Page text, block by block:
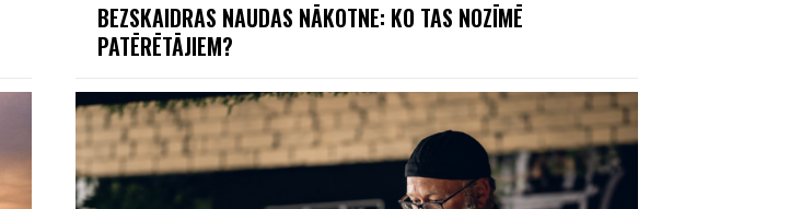
BEZSKAIDRAS NAUDAS NĀKOTNE: KO TAS NOZĪMĒ
PATĒRĒTĀJIEM?